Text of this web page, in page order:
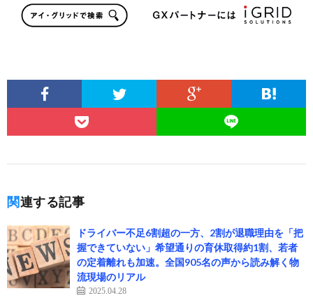
関連する記事
ドライバー不足6割超の一方、2割が退職理由を「把
握できていない」希望通りの育休取得約1割、若者
の定着離れも加速。全国905名の声から読み解く物
流現場のリアル
2025.04.28